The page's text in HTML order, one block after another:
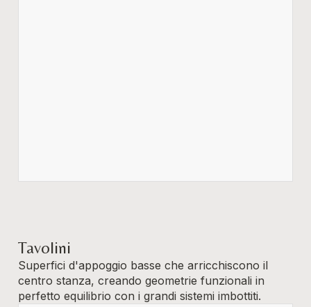
Tavolini
Superfici d'appoggio basse che arricchiscono il
centro stanza, creando geometrie funzionali in
perfetto equilibrio con i grandi sistemi imbottiti.